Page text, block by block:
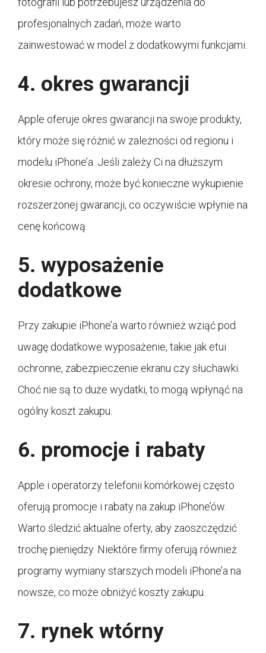
profesjonalnych zadań, może warto
zainwestować w model z dodatkowymi funkcjami.
4. okres gwarancji
Apple oferuje okres gwarancji na swoje produkty,
który może się różnić w zależności od regionu i
modelu iPhone’a. Jeśli zależy Ci na dłuższym
okresie ochrony, może być konieczne wykupienie
rozszerzonej gwarancji, co oczywiście wpłynie na
cenę końcową.
5. wyposażenie
dodatkowe
Przy zakupie iPhone’a warto również wziąć pod
uwagę dodatkowe wyposażenie, takie jak etui
ochronne, zabezpieczenie ekranu czy słuchawki.
Choć nie są to duże wydatki, to mogą wpłynąć na
ogólny koszt zakupu.
6. promocje i rabaty
Apple i operatorzy telefonii komórkowej często
oferują promocje i rabaty na zakup iPhone’ów.
Warto śledzić aktualne oferty, aby zaoszczędzić
trochę pieniędzy. Niektóre firmy oferują również
programy wymiany starszych modeli iPhone’a na
nowsze, co może obniżyć koszty zakupu.
7. rynek wtórny